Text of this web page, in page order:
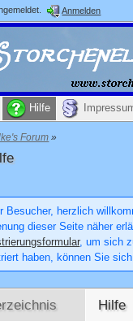
Anmelden
Hilfe
Forum »
Besucher, herzlich
dieser Seite näher
, um sich
haben, können Sie sich
Hilfe